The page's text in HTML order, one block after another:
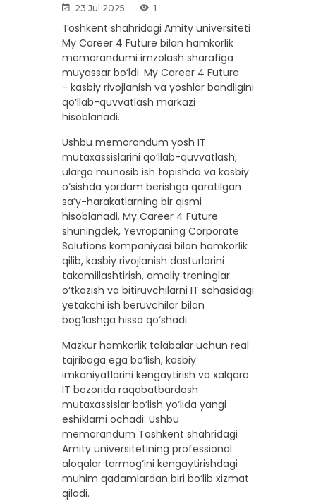
23 Jul 2025 1
Toshkent shahridagi Amity universiteti
My Career 4 Future bilan hamkorlik
memorandumi imzolash sharafiga
muyassar bo‘ldi. My Career 4 Future
- kasbiy rivojlanish va yoshlar bandligini
qo‘llab-quvvatlash markazi
hisoblanadi.
Ushbu memorandum yosh IT
mutaxassislarini qo‘llab-quvvatlash,
ularga munosib ish topishda va kasbiy
o‘sishda yordam berishga qaratilgan
sa’y-harakatlarning bir qismi
hisoblanadi. My Career 4 Future
shuningdek, Yevropaning Corporate
Solutions kompaniyasi bilan hamkorlik
qilib, kasbiy rivojlanish dasturlarini
takomillashtirish, amaliy treninglar
o‘tkazish va bitiruvchilarni IT sohasidagi
yetakchi ish beruvchilar bilan
bog‘lashga hissa qo‘shadi.
Mazkur hamkorlik talabalar uchun real
tajribaga ega bo‘lish, kasbiy
imkoniyatlarini kengaytirish va xalqaro
IT bozorida raqobatbardosh
mutaxassislar bo‘lish yo‘lida yangi
eshiklarni ochadi. Ushbu
memorandum Toshkent shahridagi
Amity universitetining professional
aloqalar tarmog‘ini kengaytirishdagi
muhim qadamlardan biri bo‘lib xizmat
qiladi.